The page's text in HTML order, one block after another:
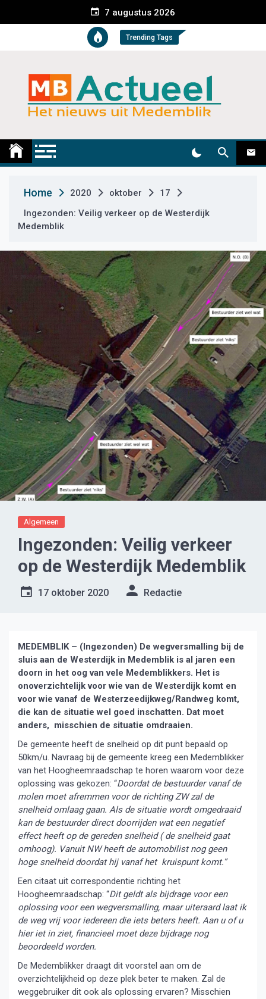
e
t
7 augustus 2026
Trending Tags
Medemblik Actueel
Home 2020 oktober
17
Ingezonden: Veilig verkeer op de Westerdijk
Medemblik
Algemeen
Ingezonden: Veilig verkeer
op de Westerdijk Medemblik
17 oktober 2020 Redactie
MEDEMBLIK – (Ingezonden) De wegversmalling bij de
sluis aan de Westerdijk in Medemblik is al jaren een
doorn in het oog van vele Medemblikkers. Het is
onoverzichtelijk voor wie van de Westerdijk komt en
voor wie vanaf de Westerzeedijkweg/Randweg komt,
die kan de situatie wel goed inschatten. Dat moet
anders, misschien de situatie omdraaien.
De gemeente heeft de snelheid op dit punt bepaald op
50km/u. Navraag bij de gemeente kreeg een Medemblikker
van het Hoogheemraadschap te horen waarom voor deze
oplossing was gekozen: “Doordat de bestuurder vanaf de
molen moet afremmen voor de richting ZW zal de
snelheid omlaag gaan. Als de situatie wordt omgedraaid
kan de bestuurder direct doorrijden wat een negatief
effect heeft op de gereden snelheid ( de snelheid gaat
omhoog). Vanuit NW heeft de automobilist nog geen
hoge snelheid doordat hij vanaf het kruispunt komt.”
Een citaat uit correspondentie richting het
Hoogheemraadschap: “Dit geldt als bijdrage voor een
oplossing voor een wegversmalling, maar uiteraard laat ik
de weg vrij voor iedereen die iets beters heeft. Aan u of u
hier iet in ziet, financieel moet deze bijdrage nog
beoordeeld worden.
De Medemblikker draagt dit voorstel aan om de
overzichtelijkheid op deze plek beter te maken. Zal de
weggebruiker dit ook als oplossing ervaren? Misschien